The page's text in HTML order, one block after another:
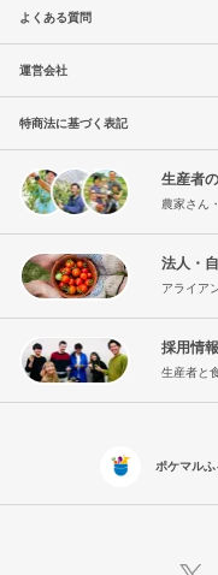
よくある質問
運営会社
特商法に基づく表記
生産者
農家さん
法人・
アライア
採用情報
生産者と
ポケマル